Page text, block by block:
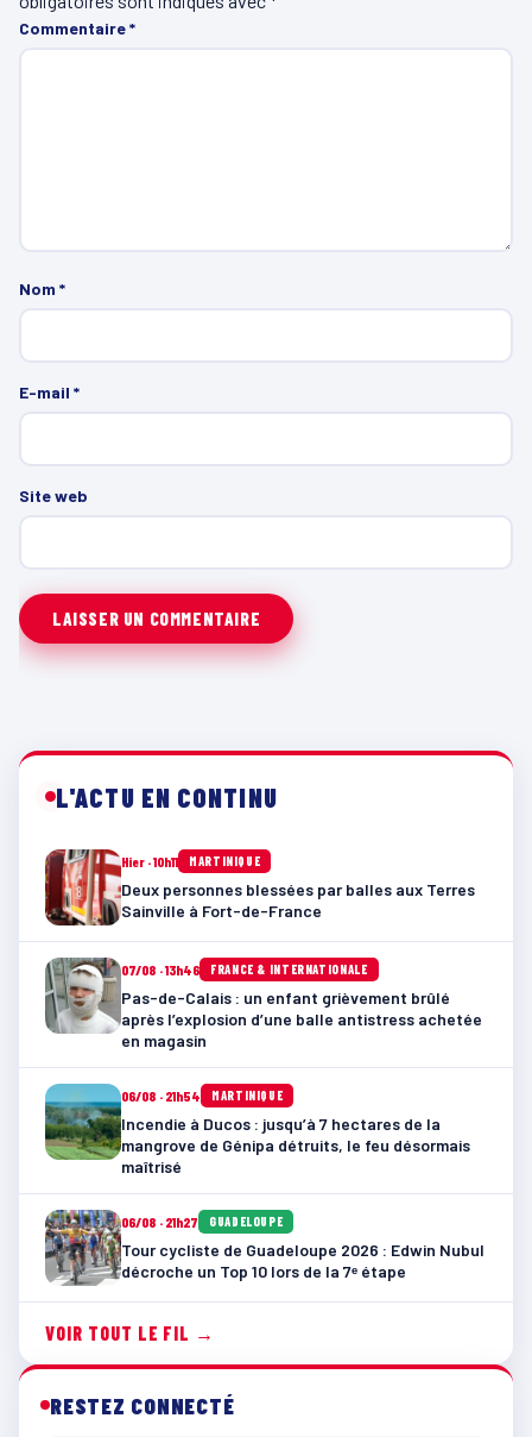
Commentaire*
Nom *
E-mail *
Site web
L'ACTU EN CONTINU
Hier · 10h11 MARTINIQUE
Deux personnes blessées par balles aux Terres
Sainville à Fort-de-France
07/08 · 13h46 FRANCE & INTERNATIONALE
Pas-de-Calais : un enfant grièvement brûlé
après l’explosion d’une balle antistress achetée
en magasin
06/08 · 21h54 MARTINIQUE
Incendie à Ducos : jusqu’à 7 hectares de la
mangrove de Génipa détruits, le feu désormais
maîtrisé
06/08 · 21h27 GUADELOUPE
Tour cycliste de Guadeloupe 2026 : Edwin Nubul
décroche un Top 10 lors de la 7ᵉ étape
VOIR TOUT LE FIL →
RESTEZ CONNECTÉ